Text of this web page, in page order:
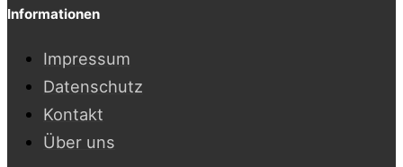
Informationen
Impressum
Datenschutz
Kontakt
Über uns